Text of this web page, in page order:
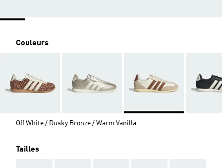
Couleurs
Off White / Dusky Bronze / Warm Vanilla
Tailles